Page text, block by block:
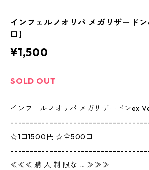
インフェルノオリパ メガリザード
口】
¥1,500
SOLD OUT
インフェルノオリパ メガリザードンex
☆1口1500円 ☆全500口
≪≪≪ 購 入 制 限なし ≫≫≫